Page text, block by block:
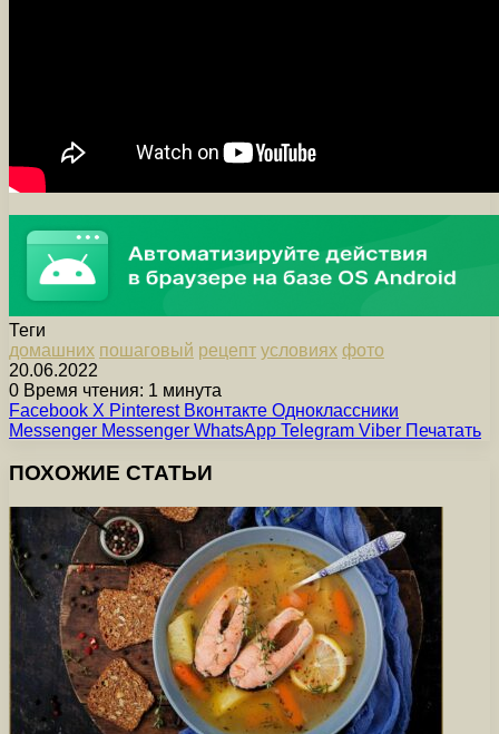
Теги
домашних пошаговый рецепт условиях фото
20.06.2022
0 Время чтения: 1 минута
Facebook X Pinterest Вконтакте Одноклассники
Messenger Messenger WhatsApp Telegram Viber Печатать
ПОХОЖИЕ СТАТЬИ